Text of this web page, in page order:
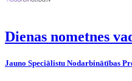
Dienas nometnes
Jauno Speciālistu Nodarbinātības